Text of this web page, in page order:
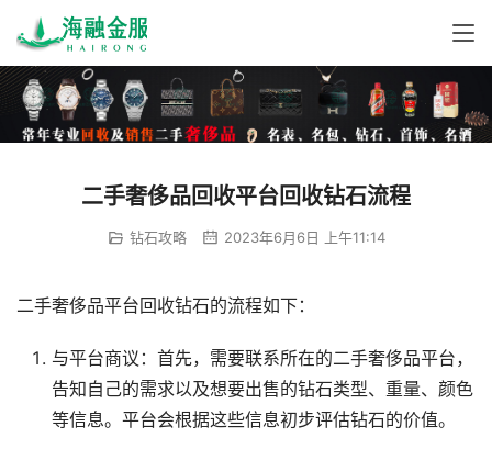
二手奢侈品回收平台回收钻石流程
钻石攻略 2023年6月6日 上午11:14
二手奢侈品平台回收钻石的流程如下：
与平台商议：首先，需要联系所在的二手奢侈品平台，
告知自己的需求以及想要出售的钻石类型、重量、颜色
等信息。平台会根据这些信息初步评估钻石的价值。